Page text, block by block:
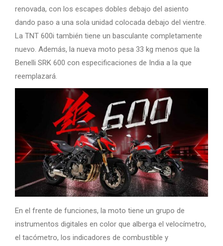
renovada, con los escapes dobles debajo del asiento
dando paso a una sola unidad colocada debajo del vientre.
La TNT 600i también tiene un basculante completamente
nuevo. Además, la nueva moto pesa 33 kg menos que la
Benelli SRK 600 con especificaciones de India a la que
reemplazará.
En el frente de funciones, la moto tiene un grupo de
instrumentos digitales en color que alberga el velocímetro,
el tacómetro, los indicadores de combustible y